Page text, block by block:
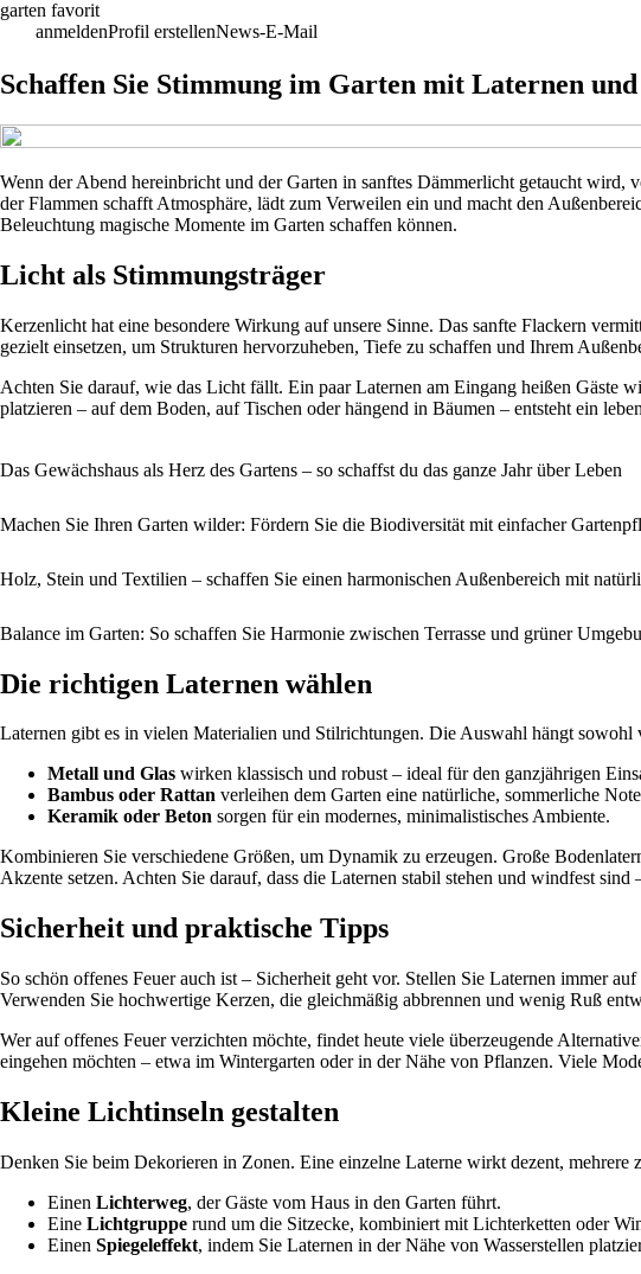
garten favorit
anmeldenProfil erstellenNews-E-Mail
Schaffen Sie Stimmung im Garten mit Laternen
Wenn der Abend hereinbricht und der Garten in sanftes Dämmerlicht getaucht wird,
der Flammen schafft Atmosphäre, lädt zum Verweilen ein und macht den
Beleuchtung magische Momente im Garten schaffen können.
Licht als Stimmungsträger
Kerzenlicht hat eine besondere Wirkung auf unsere Sinne. Das sanfte Flackern
gezielt einsetzen, um Strukturen hervorzuheben, Tiefe zu schaffen und Ihrem
Achten Sie darauf, wie das Licht fällt. Ein paar Laternen am Eingang heißen Gäste
platzieren – auf dem Boden, auf Tischen oder hängend in Bäumen – entsteht ein
Das Gewächshaus als Herz des Gartens – so schaffst du das ganze Jahr über Leben
Machen Sie Ihren Garten wilder: Fördern Sie die Biodiversität mit einfacher
Holz, Stein und Textilien – schaffen Sie einen harmonischen Außenbereich mit
Balance im Garten: So schaffen Sie Harmonie zwischen Terrasse und grüner
Die richtigen Laternen wählen
Laternen gibt es in vielen Materialien und Stilrichtungen. Die Auswahl hängt sowohl
Metall und Glas wirken klassisch und robust – ideal für den ganzjährigen
Bambus oder Rattan verleihen dem Garten eine natürliche, sommerliche
Keramik oder Beton sorgen für ein modernes, minimalistisches Ambiente.
Kombinieren Sie verschiedene Größen, um Dynamik zu erzeugen. Große
Akzente setzen. Achten Sie darauf, dass die Laternen stabil stehen und windfest
Sicherheit und praktische Tipps
So schön offenes Feuer auch ist – Sicherheit geht vor. Stellen Sie Laternen immer
Verwenden Sie hochwertige Kerzen, die gleichmäßig abbrennen und wenig Ruß
Wer auf offenes Feuer verzichten möchte, findet heute viele überzeugende
eingehen möchten – etwa im Wintergarten oder in der Nähe von Pflanzen. Viele
Kleine Lichtinseln gestalten
Denken Sie beim Dekorieren in Zonen. Eine einzelne Laterne wirkt dezent,
Einen Lichterweg, der Gäste vom Haus in den Garten führt.
Eine Lichtgruppe rund um die Sitzecke, kombiniert mit Lichterketten oder
Einen Spiegeleffekt, indem Sie Laternen in der Nähe von Wasserstellen